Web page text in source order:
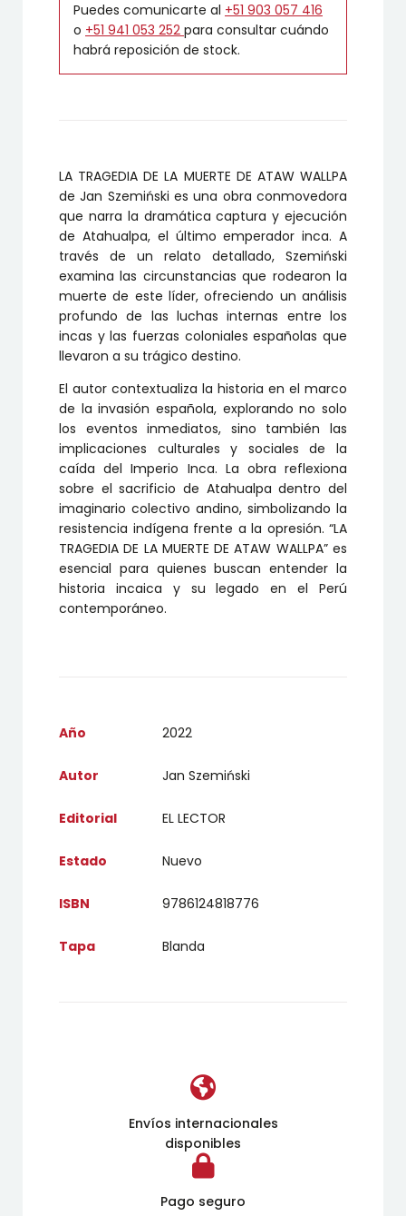
Puedes comunicarte al +51 903 057 416
o +51 941 053 252 para consultar cuándo
habrá reposición de stock.
LA TRAGEDIA DE LA MUERTE DE ATAW WALLPA
de Jan Szemiński es una obra conmovedora
que narra la dramática captura y ejecución
de Atahualpa, el último emperador inca. A
través de un relato detallado, Szemiński
examina las circunstancias que rodearon la
muerte de este líder, ofreciendo un análisis
profundo de las luchas internas entre los
incas y las fuerzas coloniales españolas que
llevaron a su trágico destino.
El autor contextualiza la historia en el marco
de la invasión española, explorando no solo
los eventos inmediatos, sino también las
implicaciones culturales y sociales de la
caída del Imperio Inca. La obra reflexiona
sobre el sacrificio de Atahualpa dentro del
imaginario colectivo andino, simbolizando la
resistencia indígena frente a la opresión. “LA
TRAGEDIA DE LA MUERTE DE ATAW WALLPA” es
esencial para quienes buscan entender la
historia incaica y su legado en el Perú
contemporáneo.
Año 2022
Autor Jan Szemiński
Editorial EL LECTOR
Estado Nuevo
ISBN 9786124818776
Tapa Blanda
Envíos internacionales
disponibles
Pago seguro